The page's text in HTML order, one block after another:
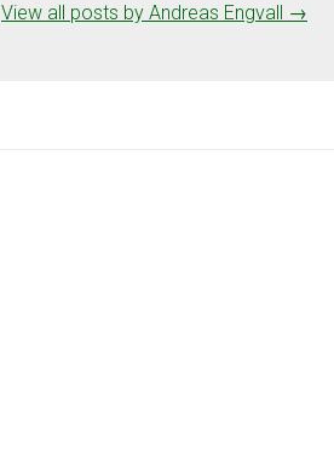
View all posts by Andreas Engvall →